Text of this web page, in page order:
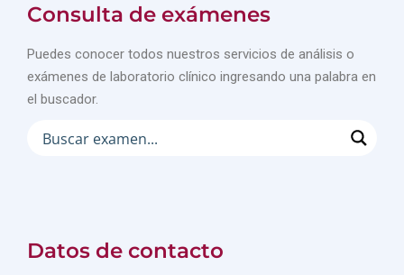
Consulta de exámenes
Puedes conocer todos nuestros servicios de análisis o
exámenes de laboratorio clínico ingresando una palabra en
el buscador.
Datos de contacto